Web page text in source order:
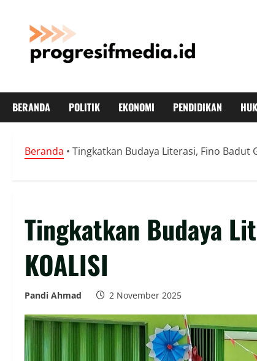
content
BERANDA POLITIK EKONOMI PENDIDIKAN
Beranda • Tingkatkan Budaya Literasi, Fino Badut
Tingkatkan Budaya
KOALISI
Pandi Ahmad 2 November 2025